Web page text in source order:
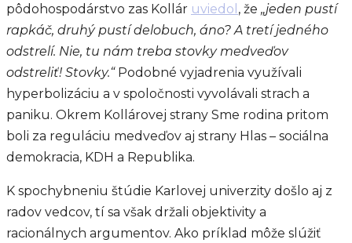
pôdohospodárstvo zas Kollár uviedol , že „jeden pustí
rapkáč, druhý pustí delobuch, áno? A tretí jedného
odstrelí. Nie, tu nám treba stovky medveďov
odstreliť! Stovky.“ Podobné vyjadrenia využívali
hyperbolizáciu a v spoločnosti vyvolávali strach a
paniku. Okrem Kollárovej strany Sme rodina pritom
boli za reguláciu medveďov aj strany Hlas – sociálna
demokracia, KDH a Republika.
K spochybneniu štúdie Karlovej univerzity došlo aj z
radov vedcov, tí sa však držali objektivity a
racionálnych argumentov. Ako príklad môže slúžiť